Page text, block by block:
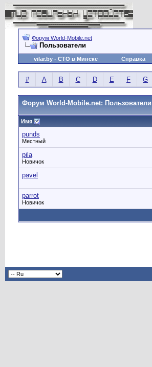
Форум World-Mobile.net
Пользователи
vilar.by - СТО в Минске Справка
# A B C D E F G
Форум World-Mobile.net: Пользователи
Имя
punds
Местный
pila
Новичок
pavel
parrot
Новичок